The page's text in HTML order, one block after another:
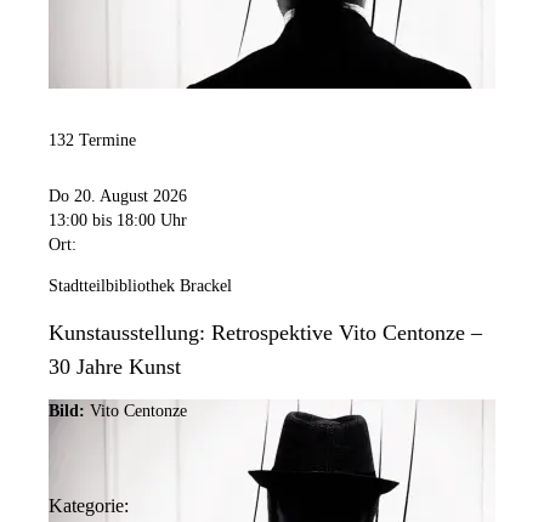
132 Termine
Do 20. August 2026
13:00 bis 18:00 Uhr
Ort:
Stadtteilbibliothek Brackel
Kunstausstellung: Retrospektive Vito Centonze –
30 Jahre Kunst
Bild: Vito Centonze
Kategorie: